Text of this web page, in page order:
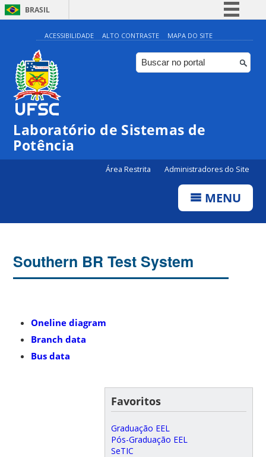
BRASIL
Simplifique!
Comunica BR
Participe
Canais
ACESSIBILIDADE ALTO CONTRASTE MAPA DO SITE
Laboratório de Sistemas de
Potência
Área Restrita Administradores do Site
MENU
Southern BR Test System
Oneline diagram
Branch data
Bus data
Favoritos
Graduação EEL
Pós-Graduação EEL
SeTIC